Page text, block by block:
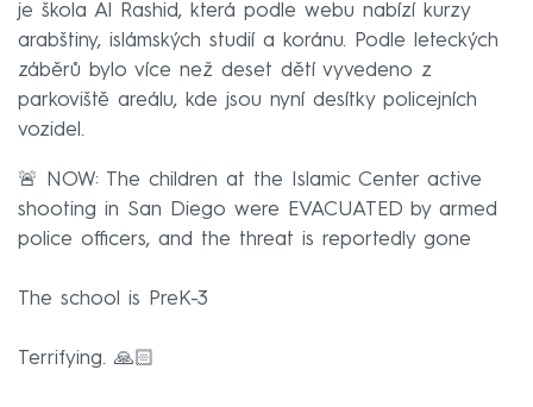
je škola Al Rashid, která podle webu nabízí kurzy
arabštiny, islámských studií a koránu. Podle leteckých
záběrů bylo více než deset dětí vyvedeno z
parkoviště areálu, kde jsou nyní desítky policejních
vozidel.
🚨 NOW: The children at the Islamic Center active
shooting in San Diego were EVACUATED by armed
police officers, and the threat is reportedly gone
The school is PreK-3
Terrifying. 🙏🏻